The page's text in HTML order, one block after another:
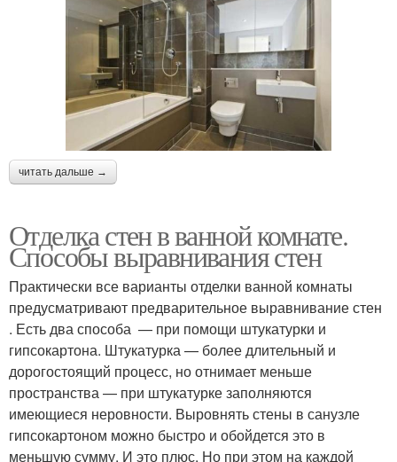
читать дальше →
Отделка стен в ванной комнате.
Способы выравнивания стен
Практически все варианты отделки ванной комнаты
предусматривают предварительное выравнивание стен
. Есть два способа — при помощи штукатурки и
гипсокартона. Штукатурка — более длительный и
дорогостоящий процесс, но отнимает меньше
пространства — при штукатурке заполняются
имеющиеся неровности. Выровнять стены в санузле
гипсокартоном можно быстро и обойдется это в
меньшую сумму. И это плюс. Но при этом на каждой